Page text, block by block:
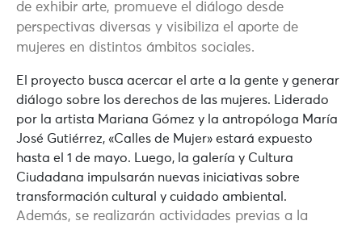
de exhibir arte, promueve el diálogo desde
perspectivas diversas y visibiliza el aporte de
mujeres en distintos ámbitos sociales.
El proyecto busca acercar el arte a la gente y generar
diálogo sobre los derechos de las mujeres. Liderado
por la artista Mariana Gómez y la antropóloga María
José Gutiérrez, «Calles de Mujer» estará expuesto
hasta el 1 de mayo. Luego, la galería y Cultura
Ciudadana impulsarán nuevas iniciativas sobre
transformación cultural y cuidado ambiental.
Además, se realizarán actividades previas a la